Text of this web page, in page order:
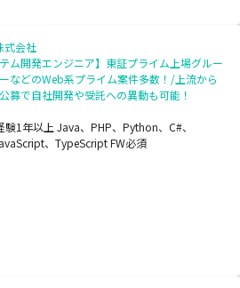
式会社
ム開発エンジニア】東証プライム上場グルー
などのWeb系プライム案件多数！/上流から
募で自社開発や受託への異動も可能！
1年以上 Java、PHP、Python、C#、
、TypeScript FW必須